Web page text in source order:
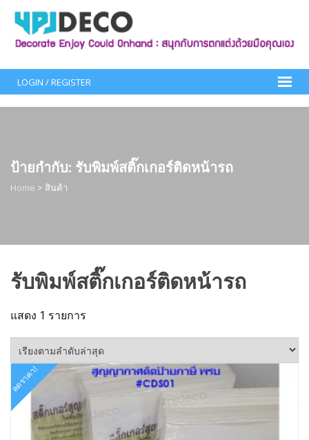
content
LOGIN / REGISTER
ป้ายกำกับ: รับพิมพ์สติ๊กเกอร์ติดหน้ารถ
Home > สินค้า
รับพิมพ์สติ๊กเกอร์ติดหน้ารถ
แสดง 1 รายการ
ลดราคา!